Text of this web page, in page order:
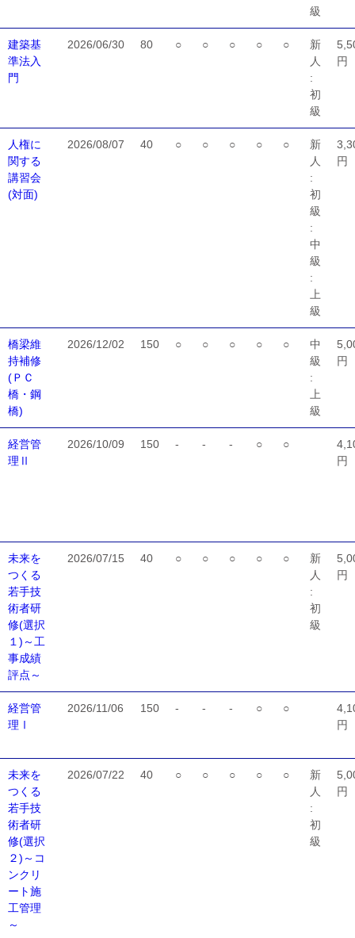
級
建築基
準法入
門
2026/06/30 80 ○ ○ ○ ○ ○
新
人
:
初
級
円
人権に
関する
講習会
(対面)
2026/08/07 40 ○ ○ ○ ○ ○
新
人
:
初
級
:
中
級
:
上
級
円
橋梁維
持補修
(ＰＣ
橋・鋼
橋)
2026/12/02 150 ○ ○ ○ ○ ○
中
級
:
上
級
円
経営管
理Ⅱ
2026/10/09 150 - - - ○ ○
円
未来を
つくる
若手技
術者研
修(選択
１)～工
事成績
評点～
2026/07/15 40 ○ ○ ○ ○ ○
新
人
:
初
級
円
経営管
理Ⅰ
2026/11/06 150 - - - ○ ○
円
未来を
つくる
若手技
術者研
修(選択
２)～コ
ンクリ
ート施
工管理
～
2026/07/22 40 ○ ○ ○ ○ ○
新
人
:
初
級
円